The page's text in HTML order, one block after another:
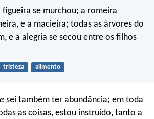
figueira se murchou; a romeira
e a macieira; todas as árvores do
e a alegria se secou entre os filhos
tristeza alimento
e sei também ter abundância; em toda
as coisas, estou instruído, tanto a